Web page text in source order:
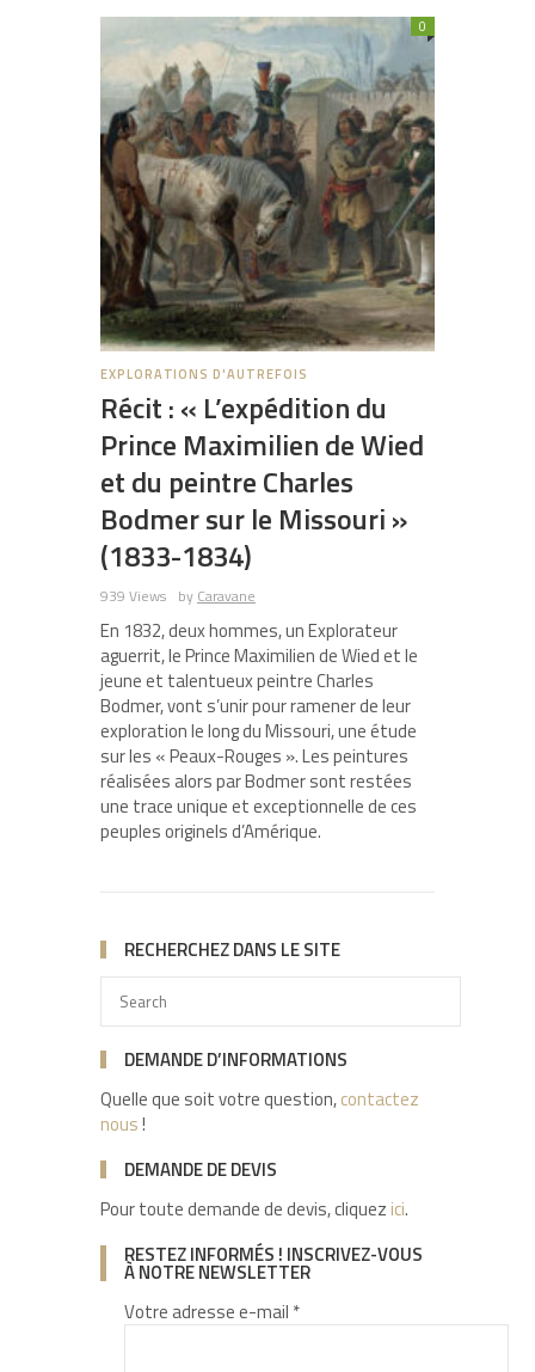
EXPLORATIONS D'AUTREFOIS
Récit : « L’expédition du
Prince Maximilien de Wied
et du peintre Charles
Bodmer sur le Missouri »
(1833-1834)
939 Views
0
by Caravane
En 1832, deux hommes, un Explorateur
aguerrit, le Prince Maximilien de Wied et le
jeune et talentueux peintre Charles
Bodmer, vont s’unir pour ramener de leur
exploration le long du Missouri, une étude
sur les « Peaux-Rouges ». Les peintures
réalisées alors par Bodmer sont restées
une trace unique et exceptionnelle de ces
peuples originels d’Amérique.
RECHERCHEZ DANS LE SITE
DEMANDE D’INFORMATIONS
Quelle que soit votre question,contactez
nous!
DEMANDE DE DEVIS
Pour toute demande de devis, cliquez ici.
RESTEZ INFORMÉS ! INSCRIVEZ-VOUS
À NOTRE NEWSLETTER
Votre adresse e-mail *